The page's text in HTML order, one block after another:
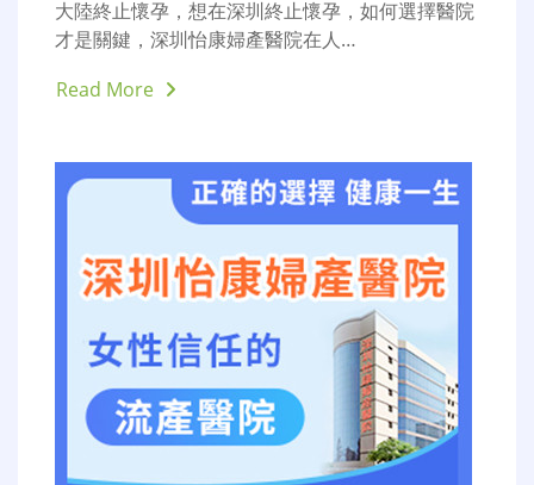
大陸終止懷孕-大陸落仔-深圳
墮胎醫院
人工流產 人流手術,墮胎手
大陸落仔 , 婦產科醫院 , 無痛
人流,終止懷孕
2024
年 8 月
31 日
11,115
大陸終止懷孕，想在深圳終止懷孕，如何選擇醫院
才是關鍵，深圳怡康婦產醫院在人…